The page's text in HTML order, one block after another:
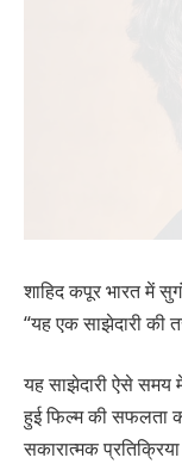
शाहिद कपूर भारत में
“यह एक साझेदारी की
यह साझेदारी ऐसे समय
हुई फिल्म की सफलता
सकारात्मक